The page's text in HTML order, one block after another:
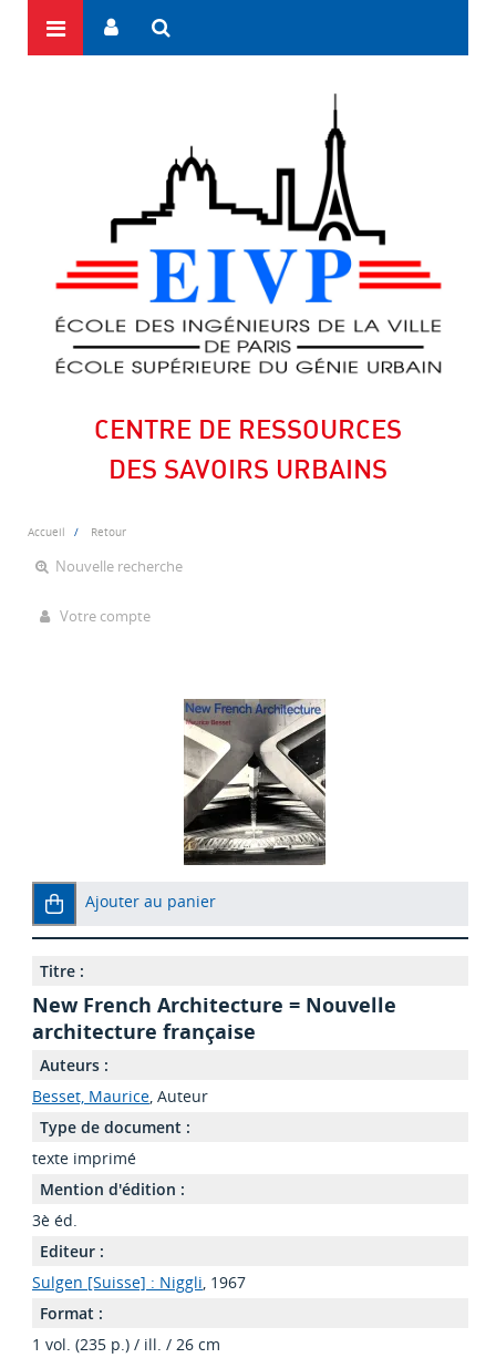
CENTRE DE RESSOURCES
DES SAVOIRS URBAINS
Accueil Retour
Nouvelle recherche
Votre compte
Ajouter au panier
Titre :
New French Architecture = Nouvelle
architecture française
Auteurs :
Besset, Maurice, Auteur
Type de document :
texte imprimé
Mention d'édition :
3è éd.
Editeur :
Sulgen [Suisse] : Niggli, 1967
Format :
1 vol. (235 p.) / ill. / 26 cm